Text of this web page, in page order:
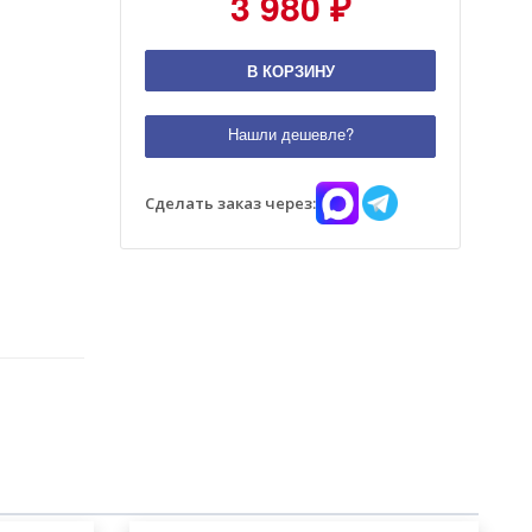
В КОРЗИНУ
Нашли дешевле?
Сделать заказ через: